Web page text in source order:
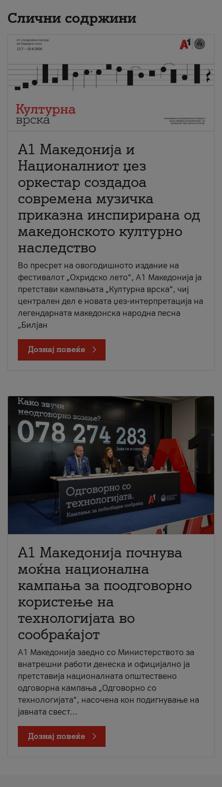
Слични содржини
А1 Македонија и
Националниот џез
оркестар создадоа
современа музичка
приказна инспирирана од
македонското културно
наследство
Во пресрет на овогодишното издание на
фестивалот „Охридско лето“, А1 Македонија ја
претстави кампањата „Културна врска“, чиј
централен дел е новата џез-интерпретација на
легендарната македонска народна песна
„Билјан
Дознај повеќе
A1 Македонија почнува
моќна национална
кампања за поодговорно
користење на
технологијата во
сообраќајот
A1 Македонија заедно со Министерството за
внатрешни работи денеска и официјално ја
претставија националната општествено
одговорна кампања „Одговорно со
технологијата“, насочена кон подигнување на
јавната свест...
Дознај повеќе